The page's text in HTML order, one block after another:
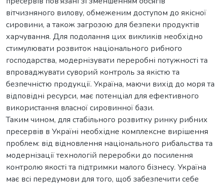
вітчизняного вилову, обмеженим доступом до якісної
сировини, а також загрозою для безпеки продуктів
харчування. Для подолання цих викликів необхідно
стимулювати розвиток національного рибного
господарства, модернізувати переробні потужності та
впроваджувати суворий контроль за якістю та
безпечністю продукції. Україна, маючи вихід до моря та
відповідні ресурси, має потенціал для ефективного
використання власної сировинної бази.
Таким чином, для стабільного розвитку ринку рибних
пресервів в Україні необхідне комплексне вирішення
проблем: від відновлення національного рибальства та
модернізації технологій переробки до посилення
контролю якості та підтримки малого бізнесу. Україна
має всі передумови для того, щоб забезпечити себе